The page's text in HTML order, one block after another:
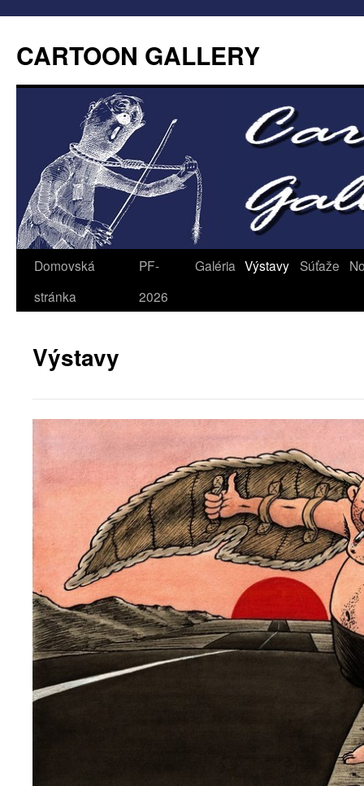
CARTOON GALLERY
Domovská
stránka
PF-
2026
Galéria Výstavy Súťaže
Výstavy